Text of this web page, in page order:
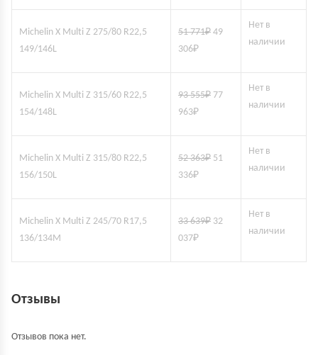
Michelin X Multi Z 275/80 R22,5
149/146L
51 771₽ 49
306₽
Нет в
наличии
Michelin X Multi Z 315/60 R22,5
154/148L
93 555₽ 77
963₽
Нет в
наличии
Michelin X Multi Z 315/80 R22,5
156/150L
52 363₽ 51
336₽
Нет в
наличии
Michelin X Multi Z 245/70 R17,5
136/134M
33 639₽ 32
037₽
Нет в
наличии
Отзывы
Отзывов пока нет.